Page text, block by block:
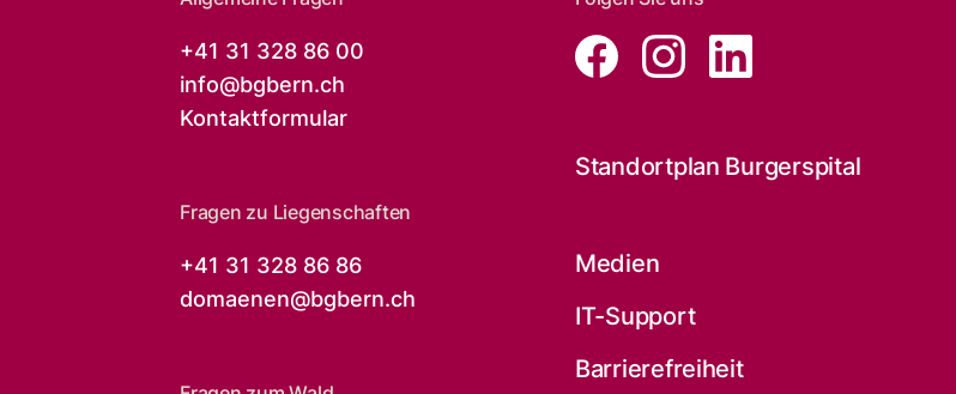
+41 31 328 86 00
info@bgbern.ch
Kontaktformular
Fragen zu Liegenschaften
+41 31 328 86 86
domaenen@bgbern.ch
Standortplan Burgerspital
Medien
IT-Support
Barrierefreiheit